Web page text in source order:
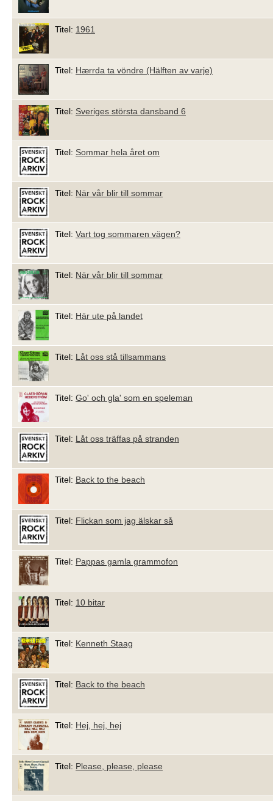
Titel: 1961
Titel: Hærrda ta vöndre (Hälften av varje)
Titel: Sveriges största dansband 6
Titel: Sommar hela året om
Titel: När vår blir till sommar
Titel: Vart tog sommaren vägen?
Titel: När vår blir till sommar
Titel: Här ute på landet
Titel: Låt oss stå tillsammans
Titel: Go' och gla' som en speleman
Titel: Låt oss träffas på stranden
Titel: Back to the beach
Titel: Flickan som jag älskar så
Titel: Pappas gamla grammofon
Titel: 10 bitar
Titel: Kenneth Staag
Titel: Back to the beach
Titel: Hej, hej, hej
Titel: Please, please, please